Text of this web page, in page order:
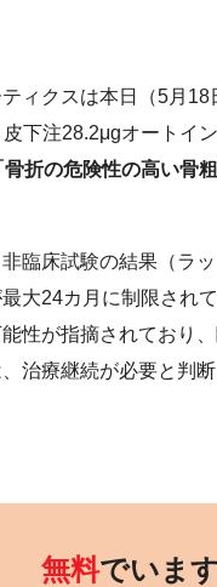
ィクスは本日（5月18
下注28.2μgオートイン
折の危険性の高い骨
臨床試験の結果（ラ
大24カ月に制限され
性が指摘されており
治療継続が必要と判
無料でいま